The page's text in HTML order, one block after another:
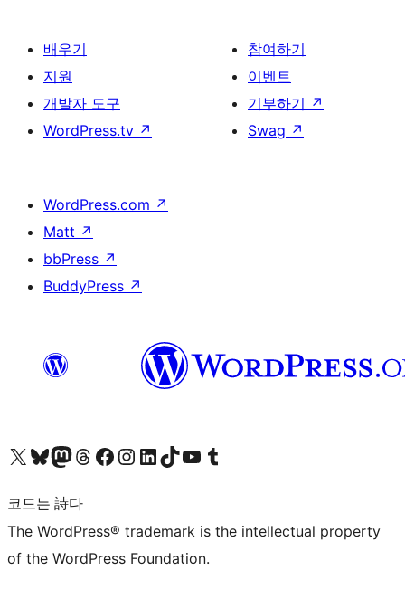
배우기
지원
개발자 도구
WordPress.tv ↗
참여하기
이벤트
기부하기 ↗
Swag ↗
WordPress.com ↗
Matt ↗
bbPress ↗
BuddyPress ↗
X(이전 트위터) 계정 방문하기블루스카이 계정 방문하기마스토돈 계정 방문하기스레드 계정 방문하기 페이스북 페이지 방문하기인스타그램 계정 방문하기 LinkedIn 계정 방문하기틱톡 계정 방문하기유튜브 채널 방문하기 텀블러 계정 방문하기
코드는 詩다
The WordPress® trademark is the intellectual property
of the WordPress Foundation.